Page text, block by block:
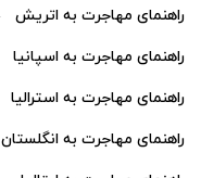
راهنمای مهاجرت به اتریش
راهنمای مهاجرت به اسپانیا
راهنمای مهاجرت به استرالیا
راهنمای مهاجرت به انگلستان